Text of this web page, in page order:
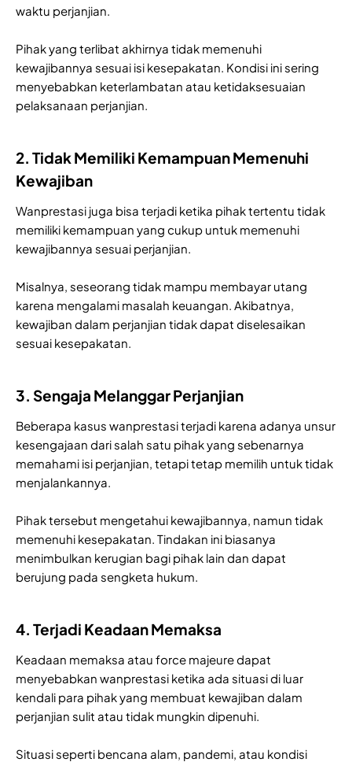
waktu perjanjian.
Pihak yang terlibat akhirnya tidak memenuhi
kewajibannya sesuai isi kesepakatan. Kondisi ini sering
menyebabkan keterlambatan atau ketidaksesuaian
pelaksanaan perjanjian.
2. Tidak Memiliki Kemampuan Memenuhi
Kewajiban
Wanprestasi juga bisa terjadi ketika pihak tertentu tidak
memiliki kemampuan yang cukup untuk memenuhi
kewajibannya sesuai perjanjian.
Misalnya, seseorang tidak mampu membayar utang
karena mengalami masalah keuangan. Akibatnya,
kewajiban dalam perjanjian tidak dapat diselesaikan
sesuai kesepakatan.
3. Sengaja Melanggar Perjanjian
Beberapa kasus wanprestasi terjadi karena adanya unsur
kesengajaan dari salah satu pihak yang sebenarnya
memahami isi perjanjian, tetapi tetap memilih untuk tidak
menjalankannya.
Pihak tersebut mengetahui kewajibannya, namun tidak
memenuhi kesepakatan. Tindakan ini biasanya
menimbulkan kerugian bagi pihak lain dan dapat
berujung pada sengketa hukum.
4. Terjadi Keadaan Memaksa
Keadaan memaksa atau force majeure dapat
menyebabkan wanprestasi ketika ada situasi di luar
kendali para pihak yang membuat kewajiban dalam
perjanjian sulit atau tidak mungkin dipenuhi.
Situasi seperti bencana alam, pandemi, atau kondisi